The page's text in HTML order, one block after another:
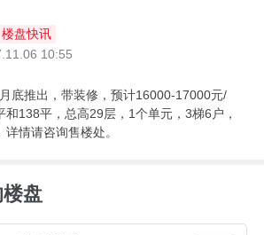
楼盘快讯
10:55
底推出，带装修，预计16000-17000元/
138平，总高29层，1个单元，3梯6户，
情请咨询售楼处。
盘